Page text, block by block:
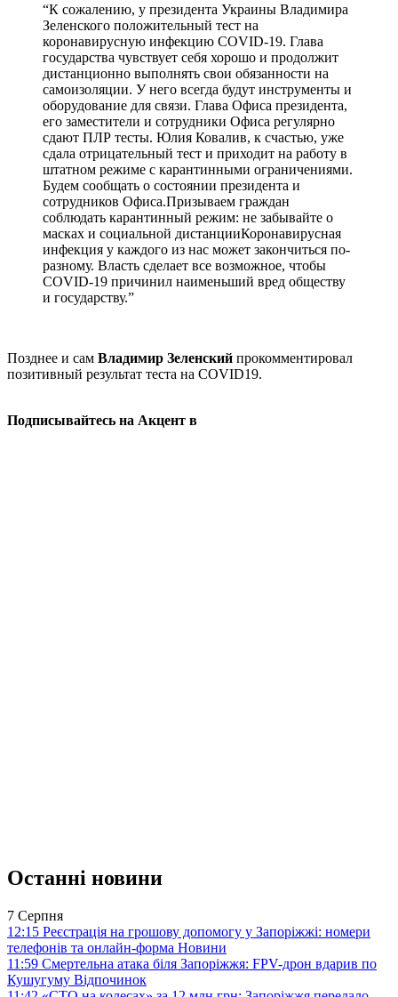
“К сожалению, у президента Украины Владимира
Зеленского положительный тест на
коронавирусную инфекцию COVID-19. Глава
государства чувствует себя хорошо и продолжит
дистанционно выполнять свои обязанности на
самоизоляции. У него всегда будут инструменты и
оборудование для связи. Глава Офиса президента,
его заместители и сотрудники Офиса регулярно
сдают ПЛР тесты. Юлия Ковалив, к счастью, уже
сдала отрицательный тест и приходит на работу в
штатном режиме с карантинными ограничениями.
Будем сообщать о состоянии президента и
сотрудников Офиса.Призываем граждан
соблюдать карантинный режим: не забывайте о
масках и социальной дистанцииКоронавирусная
инфекция у каждого из нас может закончиться по-
разному. Власть сделает все возможное, чтобы
COVID-19 причинил наименьший вред обществу
и государству.”
Позднее и сам Владимир Зеленский прокомментировал
позитивный результат теста на COVID19.
Подписывайтесь на Акцент в
Останні новини
7 Серпня
12:15 Реєстрація на грошову допомогу у Запоріжжі: номери
телефонів та онлайн-форма Новини
11:59 Смертельна атака біля Запоріжжя: FPV-дрон вдарив по
Кушугуму Відпочинок